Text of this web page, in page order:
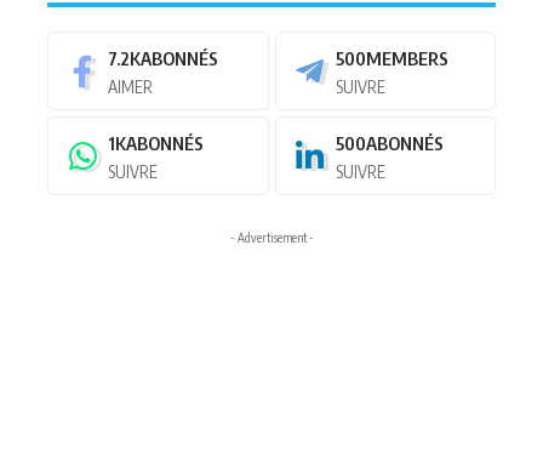
7.2KABONNÉS
AIMER
500MEMBERS
SUIVRE
1KABONNÉS
SUIVRE
500ABONNÉS
SUIVRE
- Advertisement -